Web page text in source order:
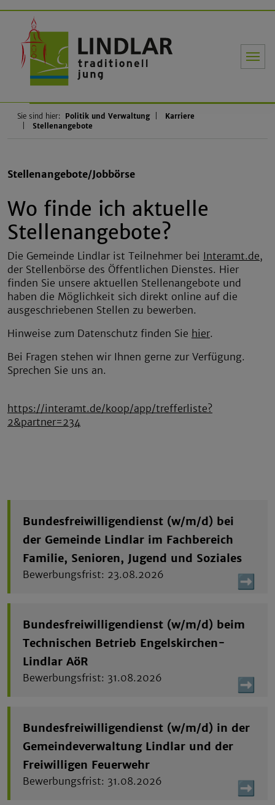
Sie sind hier: Politik und Verwaltung
Karriere
Stellenangebote
Stellenangebote/Jobbörse
Wo finde ich aktuelle
Stellenangebote?
Die Gemeinde Lindlar ist Teilnehmer bei Interamt.de,
der Stellenbörse des Öffentlichen Dienstes. Hier
finden Sie unsere aktuellen Stellenangebote und
haben die Möglichkeit sich direkt online auf die
ausgeschriebenen Stellen zu bewerben.
Hinweise zum Datenschutz finden Sie hier.
Bei Fragen stehen wir Ihnen gerne zur Verfügung.
Sprechen Sie uns an.
https://interamt.de/koop/app/trefferliste?
2&partner=234
Bundesfreiwilligendienst (w/m/d) bei
der Gemeinde Lindlar im Fachbereich
Familie, Senioren, Jugend und Soziales
23.08.2026
Bundesfreiwilligendienst (w/m/d) beim
Technischen Betrieb Engelskirchen-
Lindlar AöR
31.08.2026
Bundesfreiwilligendienst (w/m/d) in der
Gemeindeverwaltung Lindlar und der
Freiwilligen Feuerwehr
31.08.2026